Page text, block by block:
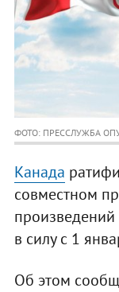
ФОТО: ПРЕССЛУЖБА
Канада
совместном
произведений
в силу с 1
Об этом